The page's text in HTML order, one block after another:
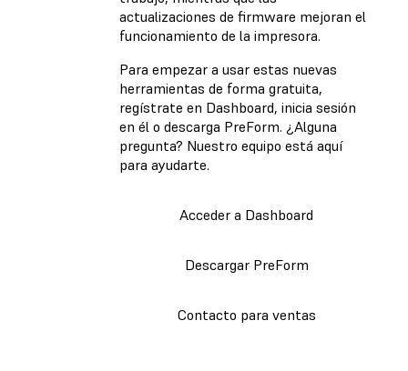
actualizaciones de firmware mejoran el
funcionamiento de la impresora.
Para empezar a usar estas nuevas
herramientas de forma gratuita,
regístrate en Dashboard, inicia sesión
en él o descarga PreForm. ¿Alguna
pregunta? Nuestro equipo está aquí
para ayudarte.
Acceder a Dashboard
Descargar PreForm
Contacto para ventas